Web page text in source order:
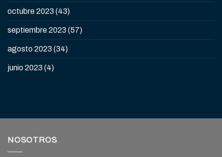
octubre 2023 (43)
septiembre 2023 (57)
agosto 2023 (34)
junio 2023 (4)
NOSOTROS